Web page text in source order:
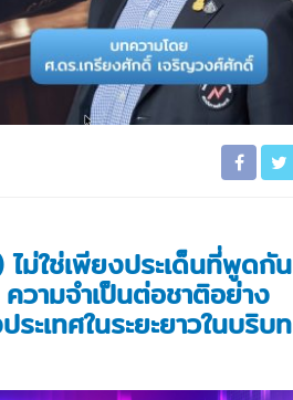
ม่ใช่เพียงประเด็นที่พูดกัน
วามจำเป็นต่อชาติอย่าง
ะเทศในระยะยาวในบริบท